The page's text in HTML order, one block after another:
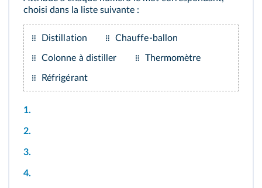
choisi dans la liste suivante :
Distillation Chauffe-ballon
Colonne à distiller Thermomètre
Réfrigérant
1.
2.
3.
4.